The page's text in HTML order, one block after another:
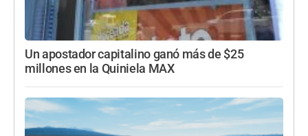
Un apostador capitalino ganó más de $25
millones en la Quiniela MAX